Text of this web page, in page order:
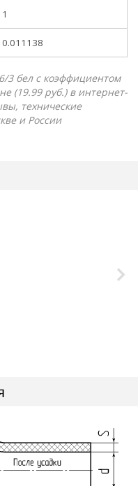
1
0.011138
3 бел с коэффициентом
(19.99 руб.) в интернет-
технические
и России